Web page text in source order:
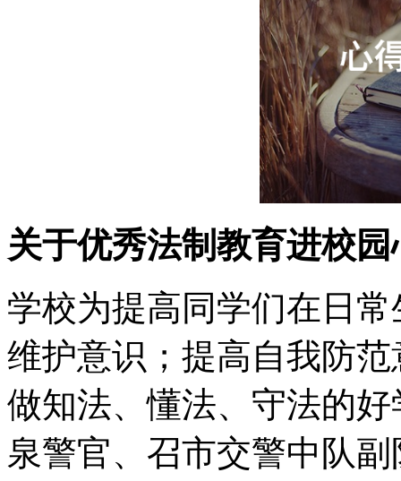
关于优秀法制教育进校
学校为提高同学们在日
维护意识；提高自我防
做知法、懂法、守法的
泉警官、召市交警中队